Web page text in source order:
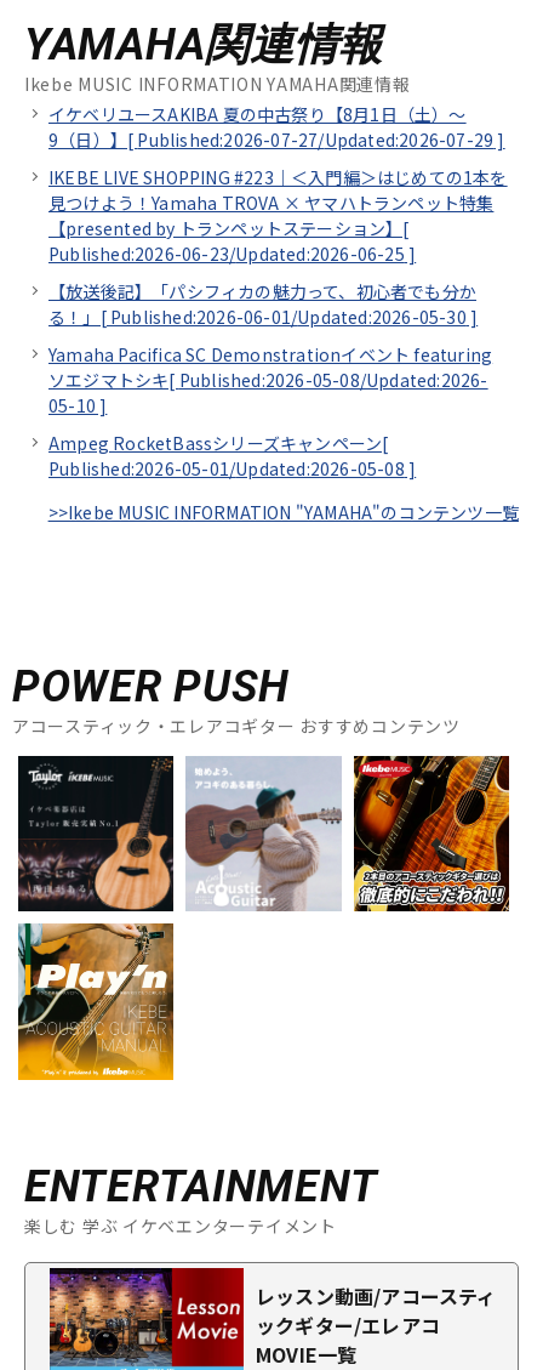
YAMAHA関連情報
Ikebe MUSIC INFORMATION YAMAHA関連情報
イケベリユースAKIBA 夏の中古祭り【8月1日（土）～
9（日）】[ Published:2026-07-27/Updated:2026-07-29 ]
IKEBE LIVE SHOPPING #223｜＜入門編＞はじめての1本を
見つけよう！Yamaha TROVA × ヤマハトランペット特集
【presented by トランペットステーション】[
Published:2026-06-23/Updated:2026-06-25 ]
【放送後記】「パシフィカの魅力って、初心者でも分か
る！」[ Published:2026-06-01/Updated:2026-05-30 ]
Yamaha Pacifica SC Demonstrationイベント featuring
ソエジマトシキ[ Published:2026-05-08/Updated:2026-
05-10 ]
Ampeg RocketBassシリーズキャンペーン[
Published:2026-05-01/Updated:2026-05-08 ]
>>Ikebe MUSIC INFORMATION "YAMAHA"のコンテンツ一覧
POWER PUSH
アコースティック・エレアコギター おすすめコンテンツ
ENTERTAINMENT
楽しむ 学ぶ イケベエンターテイメント
レッスン動画/アコースティ
ックギター/エレアコ
MOVIE一覧